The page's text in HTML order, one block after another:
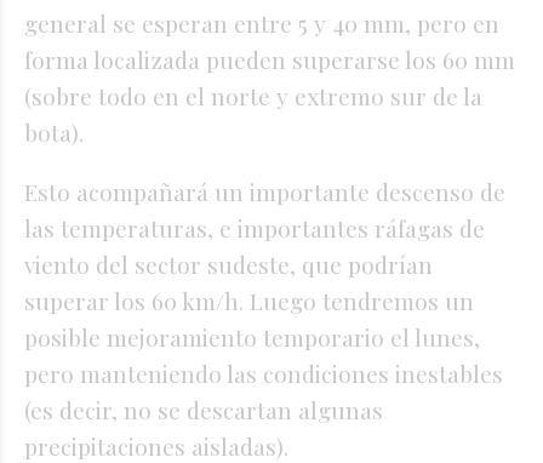
general se esperan entre 5 y 40 mm, pero en
forma localizada pueden superarse los 60 mm
(sobre todo en el norte y extremo sur de la
bota).
Esto acompañará un importante descenso de
las temperaturas, e importantes ráfagas de
viento del sector sudeste, que podrían
superar los 60 km/h. Luego tendremos un
posible mejoramiento temporario el lunes,
pero manteniendo las condiciones inestables
(es decir, no se descartan algunas
precipitaciones aisladas).